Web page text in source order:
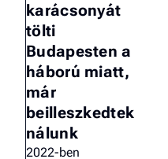
karácsonyát
tölti
Budapesten a
háború miatt,
már
beilleszkedtek
nálunk
2022-ben